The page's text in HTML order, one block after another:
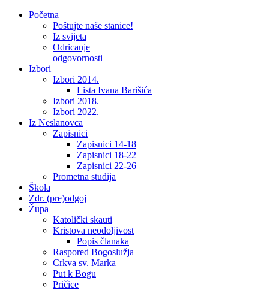
Početna
Poštujte naše stanice!
Iz svijeta
Odricanje
odgovornosti
Izbori
Izbori 2014.
Lista Ivana Barišića
Izbori 2018.
Izbori 2022.
Iz Neslanovca
Zapisnici
Zapisnici 14-18
Zapisnici 18-22
Zapisnici 22-26
Prometna studija
Škola
Zdr. (pre)odgoj
Župa
Katolički skauti
Kristova neodoljivost
Popis članaka
Raspored Bogoslužja
Crkva sv. Marka
Put k Bogu
Pričice